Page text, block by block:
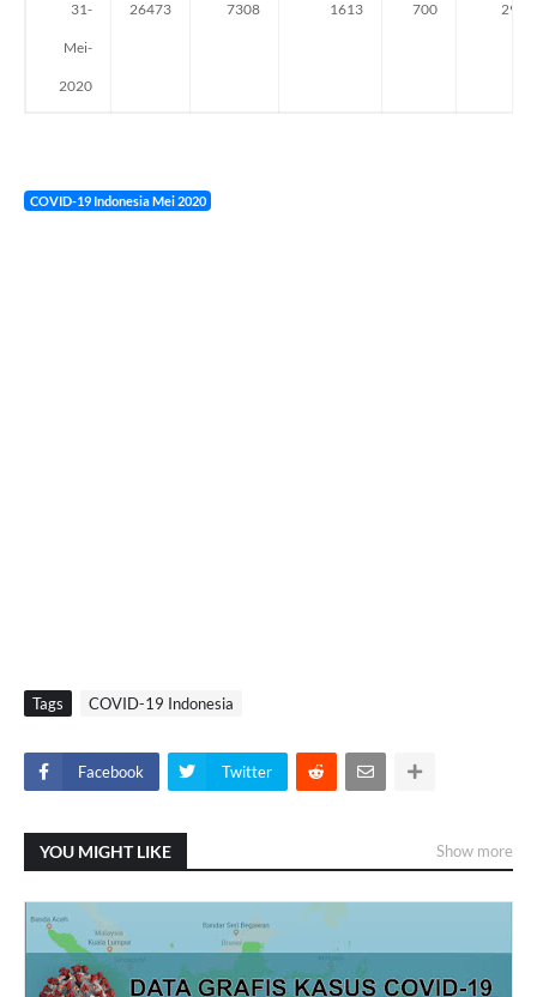
31-
Mei-
2020
26473 7308 1613 700 293
COVID-19 Indonesia Mei 2020
Tags COVID-19 Indonesia
Facebook Twitter
YOU MIGHT LIKE Show more